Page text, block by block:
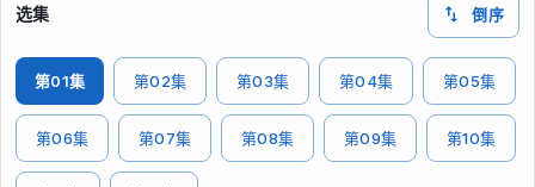
选集 倒序
第01集 第02集 第03集 第04集 第05集
第06集 第07集 第08集 第09集 第10集